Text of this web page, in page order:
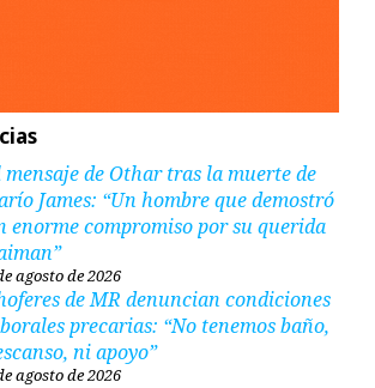
mensaje de Othar tras la muerte de
James: “Un hombre que demostró
enorme compromiso por su querida
agosto de 2026
de MR denuncian condiciones
precarias: “No tenemos baño,
ni apoyo”
agosto de 2026